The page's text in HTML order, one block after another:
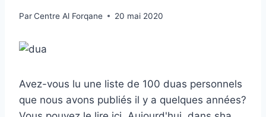
ParCentre Al Forqane 20 mai 2020
Avez-vous lu une liste de 100 duas personnels
que nous avons publiés il y a quelques années?